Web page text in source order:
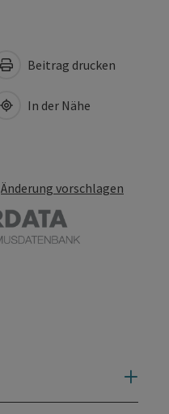
Beitrag drucken
In der Nähe
Änderung vorschlagen